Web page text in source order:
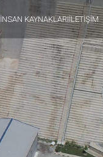
İNSAN KAYNAKLARIİLETİŞİM